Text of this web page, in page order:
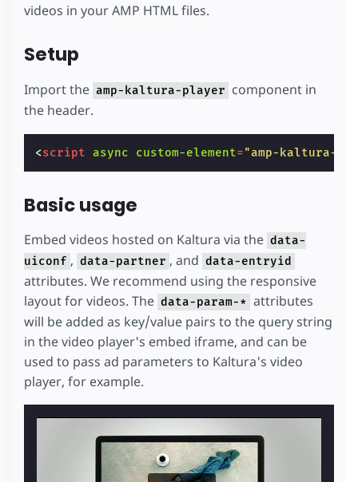
videos in your AMP HTML files.
Setup
Import the amp-kaltura-player component in
the header.
<script async custom-element="amp-kaltura-
Basic usage
Embed videos hosted on Kaltura via the data-
uiconf , data-partner , and data-entryid
attributes. We recommend using the responsive
layout for videos. The data-param-* attributes
will be added as key/value pairs to the query string
in the video player's embed iframe, and can be
used to pass ad parameters to Kaltura's video
player, for example.